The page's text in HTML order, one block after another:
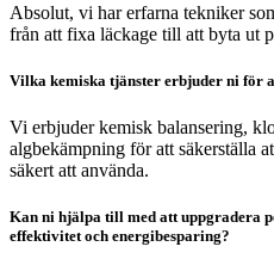
Absolut, vi har erfarna tekniker
från att fixa läckage till att byta ut
Vilka kemiska tjänster erbjuder ni för
Vi erbjuder kemisk balansering,
algbekämpning för att säkerställa
säkert att använda.
Kan ni hjälpa till med att uppgradera
effektivitet och energibesparing?